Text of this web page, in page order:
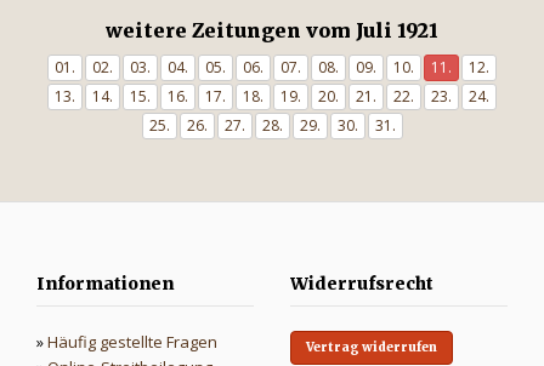
weitere Zeitungen vom Juli 1921
01. 02. 03. 04. 05. 06. 07. 08. 09. 10. 11.
12.
13.
14. 15. 16. 17. 18. 19. 20. 21. 22. 23.
24.
25.
26. 27. 28. 29. 30. 31.
Informationen
»Häufig gestellte Fragen
Widerrufsrecht
Vertrag widerrufen